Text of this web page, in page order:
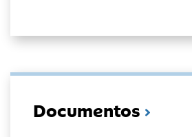
Documentos